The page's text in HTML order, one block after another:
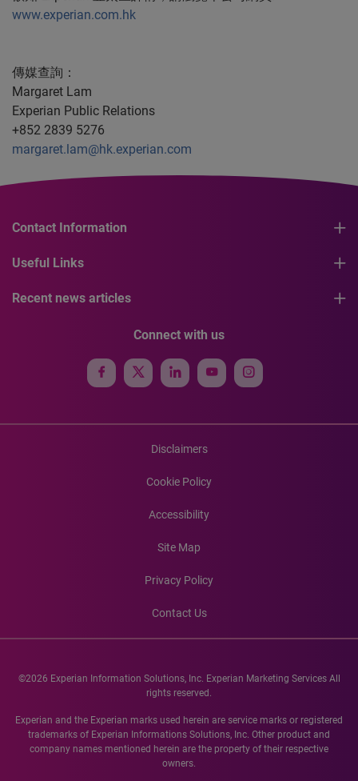
www.experian.com.hk
傳媒查詢：
Margaret Lam
Experian Public Relations
+852 2839 5276
margaret.lam@hk.experian.com
Contact Information
Useful Links
Recent news articles
Connect with us
Disclaimers
Cookie Policy
Accessibility
Site Map
Privacy Policy
Contact Us
©2026 Experian Information Solutions, Inc. Experian Marketing Services All
rights reserved.
Experian and the Experian marks used herein are service marks or registered
trademarks of Experian Informations Solutions, Inc. Other product and
company names mentioned herein are the property of their respective
owners.